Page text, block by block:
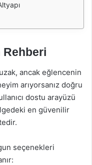
Rehberi
uzak, ancak eğlencenin
arıyorsanız doğru
dostu arayüzü
en güvenilir
seçenekleri